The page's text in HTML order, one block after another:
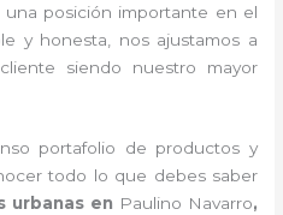
posición importante en el
y honesta, nos ajustamos a
siendo nuestro mayor
portafolio de productos y
todo lo que debes saber
urbanas en Paulino Navarro,